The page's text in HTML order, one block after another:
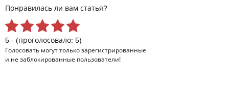
Понравилась ли вам статья?
5 - (проголосовало: 5)
Голосовать могут только зарегистрированные
и не заблокированные пользователи!